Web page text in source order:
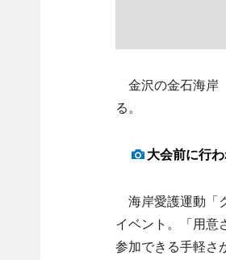
金沢の金石海岸
る。
大会前に行
海岸愛護運動「
イベント。「用意
参加できる手軽さ